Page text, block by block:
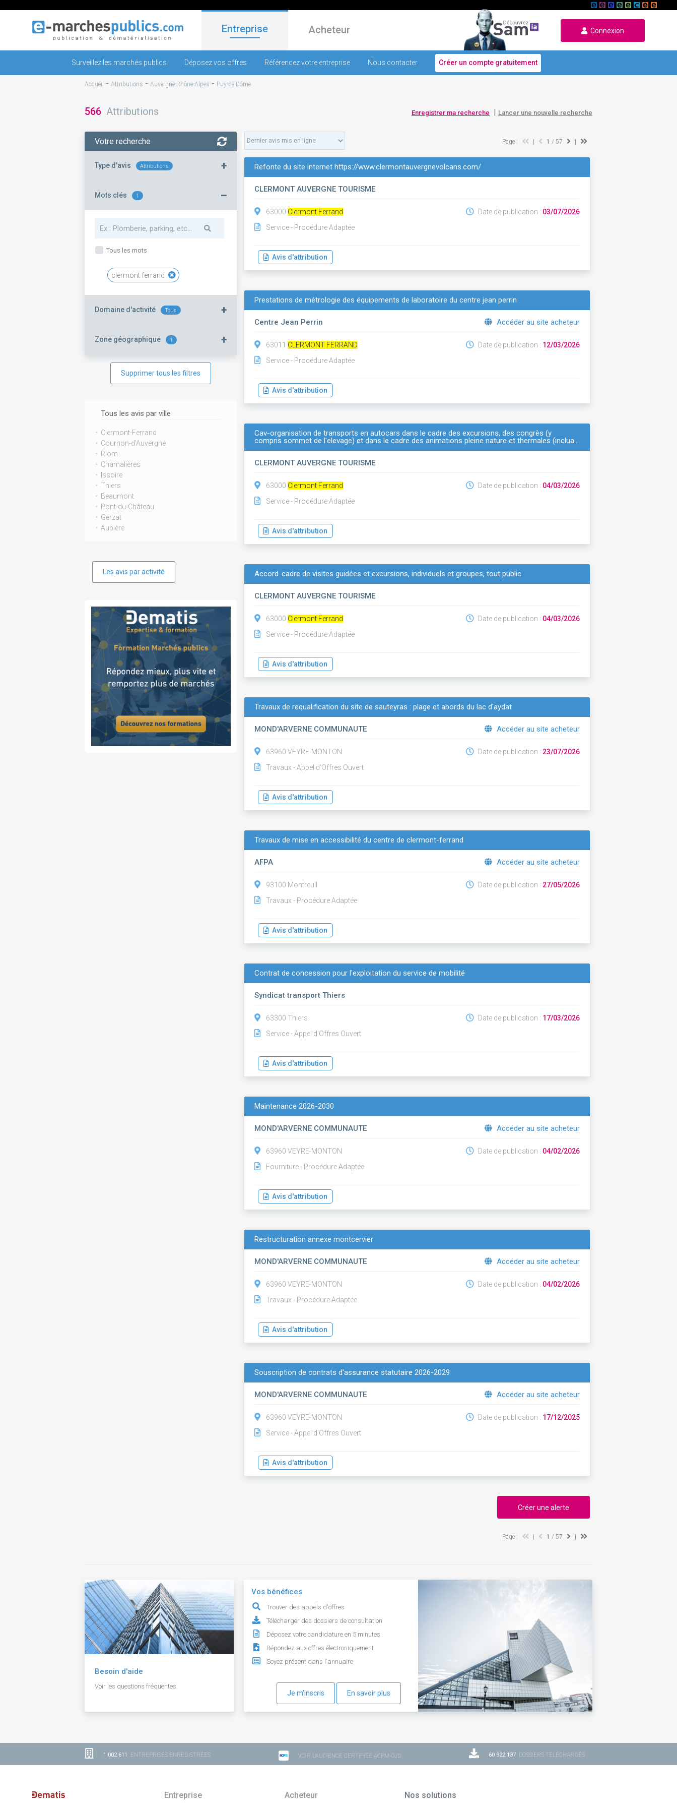
Entreprise Acheteur Connexion
Surveillez les marchés publics Déposez vos offres Référencez votre entreprise Nous contacter Créer un compte gratuitement
Accueil - Attributions - Auvergne-Rhône-Alpes - Puy-de-Dôme
566 Attributions Enregistrer ma recherche | Lancer une nouvelle recherche
Votre recherche
Type d'avis Attributions +
Mots clés 1 –
Tous les mots
clermont ferrand
Domaine d'activité Tous +
Zone géographique 1 +
Supprimer tous les filtres
Tous les avis par ville
Clermont-Ferrand
Cournon-d'Auvergne
Riom
Chamalières
Issoire
Thiers
Beaumont
Pont-du-Château
Gerzat
Aubière
Les avis par activité
Page : 1 / 57
Refonte du site internet https://www.clermontauvergnevolcans.com/
CLERMONT AUVERGNE TOURISME
63000 Clermont Ferrand
Service - Procédure Adaptée
Date de publication : 03/07/2026
Avis d'attribution
Prestations de métrologie des équipements de laboratoire du centre jean perrin
Centre Jean Perrin Accéder au site acheteur
63011 CLERMONT FERRAND
Service - Procédure Adaptée
Date de publication : 12/03/2026
Avis d'attribution
Cav-organisation de transports en autocars dans le cadre des excursions, des congrès (y
compris sommet de l'elevage) et dans le cadre des animations pleine nature et thermales (inclua…
CLERMONT AUVERGNE TOURISME
63000 Clermont Ferrand
Service - Procédure Adaptée
Date de publication : 04/03/2026
Avis d'attribution
Accord-cadre de visites guidées et excursions, individuels et groupes, tout public
CLERMONT AUVERGNE TOURISME
63000 Clermont Ferrand
Service - Procédure Adaptée
Date de publication : 04/03/2026
Avis d'attribution
Travaux de requalification du site de sauteyras : plage et abords du lac d'aydat
MOND'ARVERNE COMMUNAUTE Accéder au site acheteur
63960 VEYRE-MONTON
Travaux - Appel d'Offres Ouvert
Date de publication : 23/07/2026
Avis d'attribution
Travaux de mise en accessibilité du centre de clermont-ferrand
AFPA Accéder au site acheteur
93100 Montreuil
Travaux - Procédure Adaptée
Date de publication : 27/05/2026
Avis d'attribution
Contrat de concession pour l'exploitation du service de mobilité
Syndicat transport Thiers
63300 Thiers
Service - Appel d'Offres Ouvert
Date de publication : 17/03/2026
Avis d'attribution
Maintenance 2026-2030
MOND'ARVERNE COMMUNAUTE Accéder au site acheteur
63960 VEYRE-MONTON
Fourniture - Procédure Adaptée
Date de publication : 04/02/2026
Avis d'attribution
Restructuration annexe montcervier
MOND'ARVERNE COMMUNAUTE Accéder au site acheteur
63960 VEYRE-MONTON
Travaux - Procédure Adaptée
Date de publication : 04/02/2026
Avis d'attribution
Souscription de contrats d'assurance statutaire 2026-2029
MOND'ARVERNE COMMUNAUTE Accéder au site acheteur
63960 VEYRE-MONTON
Service - Appel d'Offres Ouvert
Date de publication : 17/12/2025
Avis d'attribution
Créer une alerte
Page : 1 / 57
Besoin d'aide
Voir les questions fréquentes.
Vos bénéfices
Trouver des appels d'offres
Télécharger des dossiers de consultation
Déposez votre candidature en 5 minutes
Répondez aux offres électroniquement
Soyez présent dans l'annuaire
Je m'inscris En savoir plus
1 002 611 ENTREPRISES ENREGISTRÉES VOIR L'AUDIENCE CERTIFIÉE ACPM-OJD 60 922 137 DOSSIERS TÉLÉCHARGÉS
Entreprise Acheteur Nos solutions